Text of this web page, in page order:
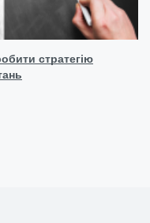
стратегію